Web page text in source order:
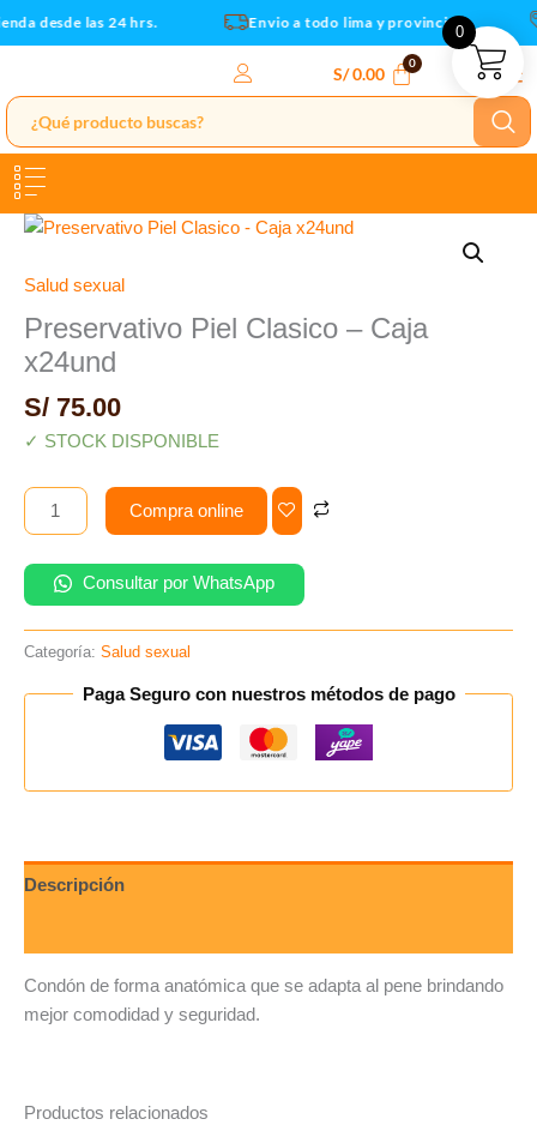
Ir
al
desde las 24 hrs. Envio a todo lima y provincias
S/0.00
Salud sexual
Preservativo Piel Clasico – Caja
x24und
S/ 75.00
✓ STOCK DISPONIBLE
Preservativo
Clasico
Caja
x24und
cantidad
Compra online
Consultar por WhatsApp
Categoría: Salud sexual
Paga Seguro con nuestros métodos de pago
Descripción
Condón de forma anatómica que se adapta al pene brindando
mejor comodidad y seguridad.
Productos relacionados
0
cantidad